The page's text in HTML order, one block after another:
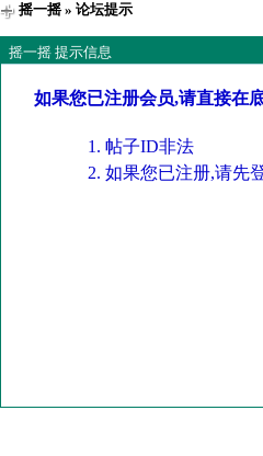
摇一摇» 论坛提示
摇一摇 提示信息
如果您已注册会员,请直接在
帖子ID非法
如果您已注册,请先